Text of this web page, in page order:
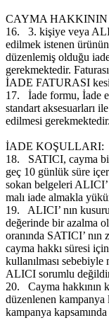
CAYMA
16.
3. kişiye veya
edilmek istenen
düzenlemiş olduğu
gerekmektedir.
İADE FATURASI
17.
İade formu, İade
standart aksesuarları
edilmesi gerekmektedir.
İADE KOŞULLARI:
18.
SATICI, cayma
geç 10 günlük süre
sokan belgeleri
malı iade almakla
19.
ALICI’ nın
değerinde bir azalma
oranında SATICI’ nın
cayma hakkı süresi
kullanılması
ALICI sorumlu
20.
Cayma hakkının
düzenlenen kampanya
kampanya